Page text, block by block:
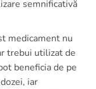
semnificativă
medicament nu
trebui utilizat de
beneficia de pe
iar